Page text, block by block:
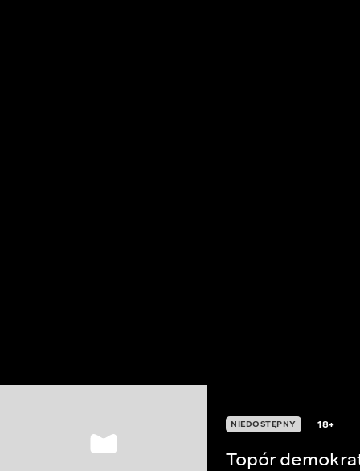
NIEDOSTĘPNY 18+
Topór